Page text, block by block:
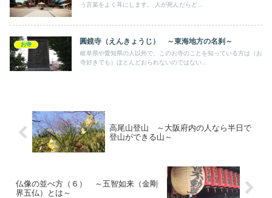
う言葉をよく耳にします。 人が死んだらど...
お寺 圓鏡寺（えんきょうじ） ～東海地方の名刹～
岐阜県や愛知県の人以外で、このお寺のことを知っている方は（お
寺好きでも）ほとんどおられないのではない...
高尾山登山 ～大阪府内の人なら半日で
登山ができる山～
仏像の並べ方（６） ～五智如来（金剛
界五仏）とは～